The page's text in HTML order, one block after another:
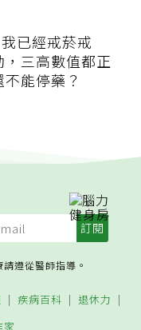
已經戒菸戒
三高數值都正
能停藥？
遵從醫師指導。
疾病百科
退休力
家